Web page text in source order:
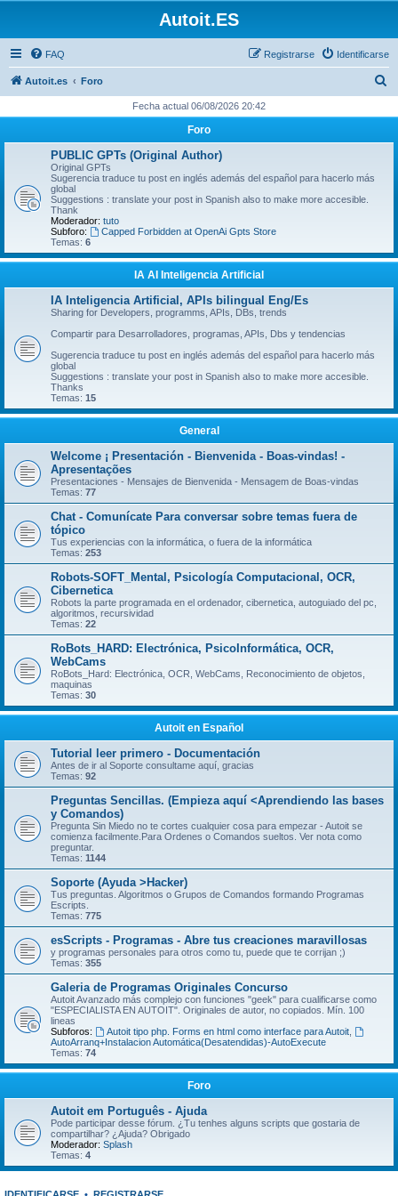
Autoit.ES
FAQ Identificarse
Registrarse
Autoit.es Foro
c
Fecha actual 06/08/2026 20:42
Foro
PUBLIC GPTs (Original Author)
Original GPTs
Sugerencia traduce tu post en inglés además del español para hacerlo más
global
Suggestions : translate your post in Spanish also to make more accesible.
Thank
Moderador: tuto
Subforo:
Capped Forbidden at OpenAi Gpts Store
Temas: 6
IA AI Inteligencia Artificial
IA Inteligencia Artificial, APIs bilingual Eng/Es
Sharing for Developers, programms, APIs, DBs, trends
Compartir para Desarrolladores, programas, APIs, Dbs y tendencias
Sugerencia traduce tu post en inglés además del español para hacerlo más
global
Suggestions : translate your post in Spanish also to make more accesible.
Thanks
Temas: 15
General
Welcome ¡ Presentación - Bienvenida - Boas-vindas! -
Apresentações
Presentaciones - Mensajes de Bienvenida - Mensagem de Boas-vindas
Temas: 77
Chat - Comunícate Para conversar sobre temas fuera de
tópico
Tus experiencias con la informática, o fuera de la informática
Temas: 253
Robots-SOFT_Mental, Psicología Computacional, OCR,
Cibernetica
Robots la parte programada en el ordenador, cibernetica, autoguiado del pc,
algoritmos, recursividad
Temas: 22
RoBots_HARD: Electrónica, PsicoInformática, OCR,
WebCams
RoBots_Hard: Electrónica, OCR, WebCams, Reconocimiento de objetos,
maquinas
Temas: 30
Autoit en Español
Tutorial leer primero - Documentación
Antes de ir al Soporte consultame aquí, gracias
Temas: 92
Preguntas Sencillas. (Empieza aquí <Aprendiendo las bases
y Comandos)
Pregunta Sin Miedo no te cortes cualquier cosa para empezar - Autoit se
comienza facilmente.Para Ordenes o Comandos sueltos. Ver nota como
preguntar.
Temas: 1144
Soporte (Ayuda >Hacker)
Tus preguntas. Algoritmos o Grupos de Comandos formando Programas
Escripts.
Temas: 775
esScripts - Programas - Abre tus creaciones maravillosas
y programas personales para otros como tu, puede que te corrijan ;)
Temas: 355
Galeria de Programas Originales Concurso
Autoit Avanzado más complejo con funciones "geek" para cualificarse como
"ESPECIALISTA EN AUTOIT". Originales de autor, no copiados. Mín. 100
lineas
Subforos:
Autoit tipo php. Forms en html como interface para Autoit,
AutoArranq+Instalacion Automática(Desatendidas)-AutoExecute
Temas: 74
Foro
Autoit em Português - Ajuda
Pode participar desse fórum. ¿Tu tenhes alguns scripts que gostaria de
compartilhar? ¿Ajuda? Obrigado
Moderador: Splash
Temas: 4